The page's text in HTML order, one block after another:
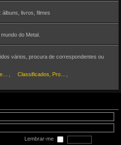
álbuns, livros, filmes
do Metal.
vários, procura de correspondentes ou
Lembrar-me